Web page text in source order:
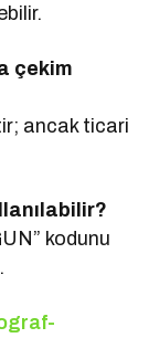
çekim
ancak ticari
kodunu